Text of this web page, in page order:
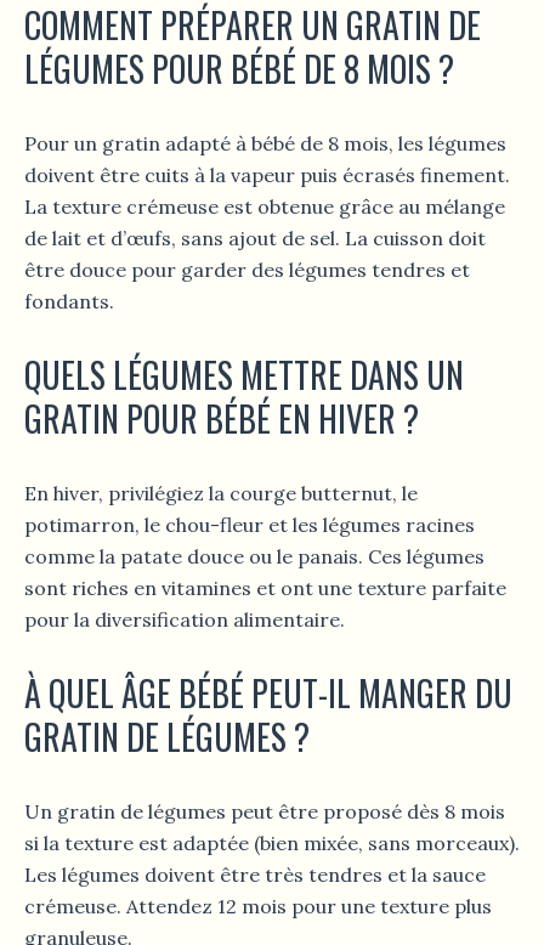
COMMENT PRÉPARER UN GRATIN DE
LÉGUMES POUR BÉBÉ DE 8 MOIS ?
Pour un gratin adapté à bébé de 8 mois, les légumes
doivent être cuits à la vapeur puis écrasés finement.
La texture crémeuse est obtenue grâce au mélange
de lait et d’œufs, sans ajout de sel. La cuisson doit
être douce pour garder des légumes tendres et
fondants.
QUELS LÉGUMES METTRE DANS UN
GRATIN POUR BÉBÉ EN HIVER ?
En hiver, privilégiez la courge butternut, le
potimarron, le chou-fleur et les légumes racines
comme la patate douce ou le panais. Ces légumes
sont riches en vitamines et ont une texture parfaite
pour la diversification alimentaire.
À QUEL ÂGE BÉBÉ PEUT-IL MANGER DU
GRATIN DE LÉGUMES ?
Un gratin de légumes peut être proposé dès 8 mois
si la texture est adaptée (bien mixée, sans morceaux).
Les légumes doivent être très tendres et la sauce
crémeuse. Attendez 12 mois pour une texture plus
granuleuse.